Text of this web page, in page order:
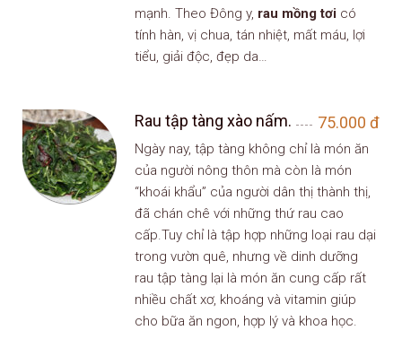
mạnh. Theo Đông y, rau mồng tơi có
tính hàn, vị chua, tán nhiệt, mất máu, lợi
tiểu, giải độc, đẹp da…
75.000 đ
Rau tập tàng xào nấm.
Ngày nay, tập tàng không chỉ là món ăn
của người nông thôn mà còn là món
“khoái khẩu” của người dân thị thành thị,
đã chán chê với những thứ rau cao
cấp.Tuy chỉ là tập hợp những loại rau dại
trong vườn quê, nhưng về dinh dưỡng
rau tập tàng lại là món ăn cung cấp rất
nhiều chất xơ, khoáng và vitamin giúp
cho bữa ăn ngon, hợp lý và khoa học.